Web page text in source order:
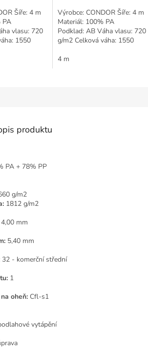
Šíře: 4 m
PA
vlasu: 720
1550
Výrobce: CONDOR Šíře: 4 m
Materiál: 100% PA
Podklad: AB Váha vlasu: 720
g/m2 Celková váha: 1550
4 m
produktu
PA + 78% PP
g/m2
1812 g/m2
4,00 mm
5,40 mm
32 - komerční střední
1
oheň: Cfl-s1
vytápění